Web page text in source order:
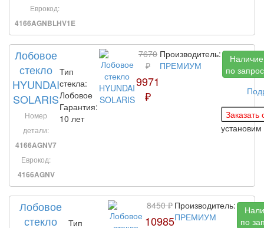
Еврокод:
4166AGNBLHV1E
Лобовое
стекло
HYUNDAI
SOLARIS
Номер
детали:
4166AGNV7
Еврокод:
4166AGNV
Тип
стекла:
Лобовое
Гарантия:
10 лет
7670
₽
9971
₽
Производитель:
ПРЕМИУМ
Наличие
по
Лобовое
стекло
Тип
8450 ₽
10985
Производитель:
ПРЕМИУМ
по